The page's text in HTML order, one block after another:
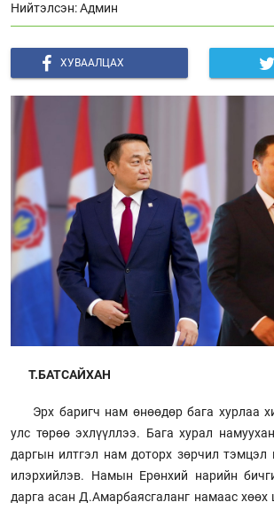
Нийтэлсэн: Админ
ХУВААЛЦАХ
Т.БАТСАЙХАН
Эрх баригч нам өнөөдөр бага хурлаа
улс төрөө эхлүүллээ. Бага хурал
даргын илтгэл нам доторх зөрчил тэмцэл
илэрхийлэв. Намын Ерөнхий нарийн
дарга асан Д.Амарбаясгаланг намаас хөөх